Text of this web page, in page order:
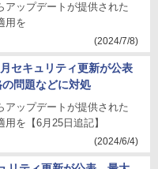
アップデートが提供された
用を
(2024/7/8)
セキュリティ更新が公表
問題などに対処
アップデートが提供された
を【6月25日追記】
(2024/6/4)